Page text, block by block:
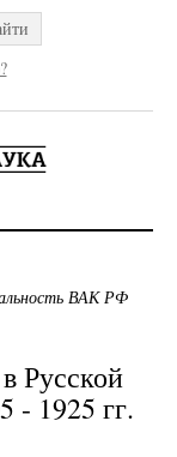
ВАК РФ
Русской
- 1925 гг.